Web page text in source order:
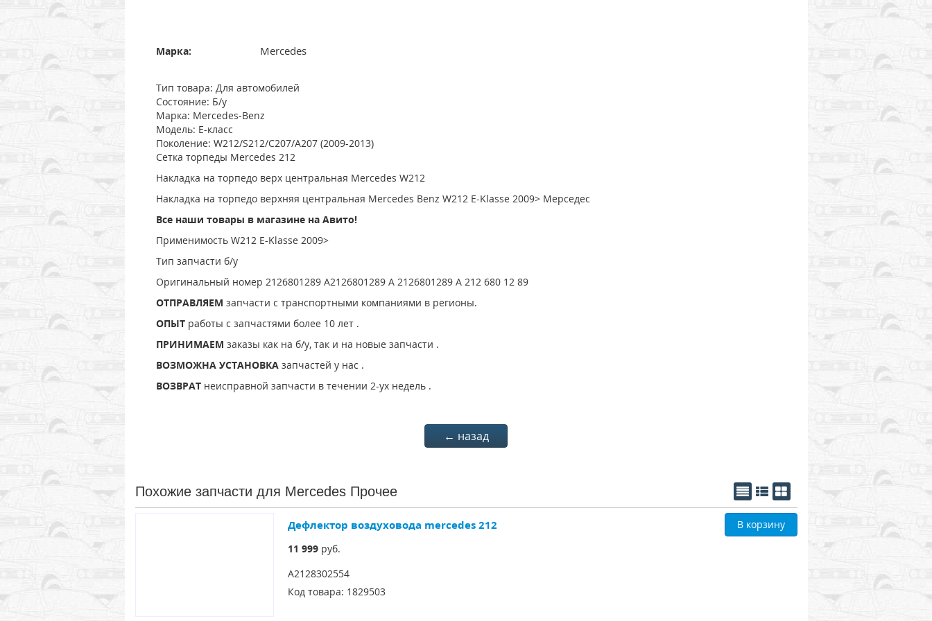
Марка: Mercedes
Тип товара: Для автомобилей
Состояние: Б/у
Марка: Mercedes-Benz
Модель: E-класс
Поколение: W212/S212/C207/A207 (2009-2013)
Сетка торпеды Mercedes 212
Накладка на торпедо верх центральная Mercedes W212
Накладка на торпедо верхняя центральная Mercedes Benz W212 E-Klasse 2009> Мерседес
Все наши товары в магазине на Авито!
Применимость W212 E-Klasse 2009>
Тип запчасти б/у
Оригинальный номер 2126801289 A2126801289 A 2126801289 A 212 680 12 89
ОТПРАВЛЯЕМ запчасти с транспортными компаниями в регионы.
ОПЫТработы с запчастями более 10 лет .
ПРИНИМАЕМ заказы как на б/у, так и на новые запчасти .
ВОЗМОЖНА УСТАНОВКАзапчастей у нас .
ВОЗВРАТнеисправной запчасти в течении 2-ух недель .
← назад
Похожие запчасти для Mercedes Прочее
Дефлектор воздуховода mercedes 212
11 999руб.
A2128302554
Код товара: 1829503
В корзину